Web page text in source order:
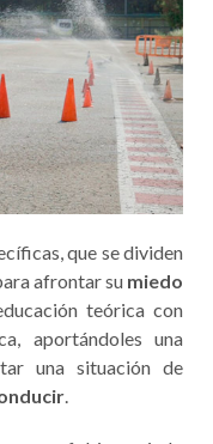
que se dividen
afrontar su miedo
teórica con
aportándoles una
una situación de
.